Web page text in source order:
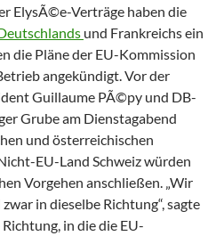
ElysÃ©e-Verträge haben die
und Frankreichs ein
die Pläne der EU-Kommission
angekündigt. Vor der
Guillaume PÃ©py und DB-
Grube am Dienstagabend
und österreichischen
EU-Land Schweiz würden
Vorgehen anschließen. „Wir
in dieselbe Richtung“, sagte
in die die EU-